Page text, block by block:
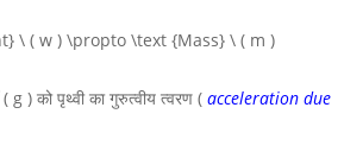
\ ( w ) \propto \text {Mass} \ ( m )
( g ) को पृथ्वी का गुरुत्वीय त्वरण ( acceleration due